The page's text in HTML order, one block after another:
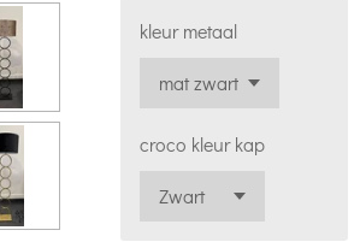
kleur metaal
croco kleur kap